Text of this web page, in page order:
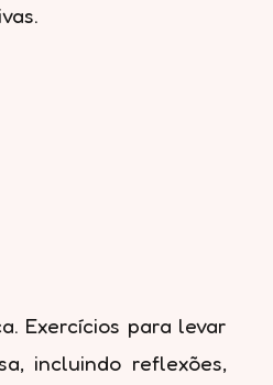
Exercícios para levar
incluindo reflexões,